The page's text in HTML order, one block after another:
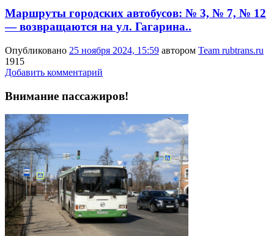
Маршруты городских автобусов: № 3, № 7, № 12
— возвращаются на ул. Гагарина..
Опубликовано 25 ноября 2024, 15:59 автором Team rubtrans.ru
1915
Добавить комментарий
Внимание пассажиров!